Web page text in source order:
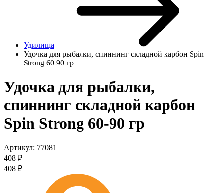
Удилища
Удочка для рыбалки, спиннинг складной карбон Spin
Strong 60-90 гр
Удочка для рыбалки,
спиннинг складной карбон
Spin Strong 60-90 гр
Артикул: 77081
408 ₽
408 ₽